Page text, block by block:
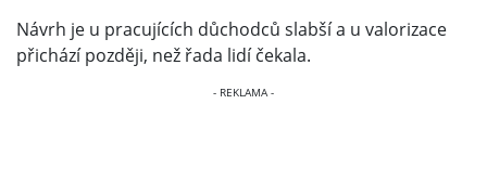
Návrh je u pracujících důchodců slabší a u valorizace
přichází později, než řada lidí čekala.